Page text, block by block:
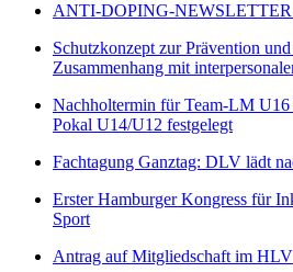
ANTI-DOPING-NEWSLETTER
Schutzkonzept zur Prävention
Zusammenhang mit
Nachholtermin für Team-LM
Pokal U14/U12 festgelegt
Fachtagung Ganztag: DLV lädt
Erster Hamburger Kongress für
Sport
Antrag auf Mitgliedschaft im HLV